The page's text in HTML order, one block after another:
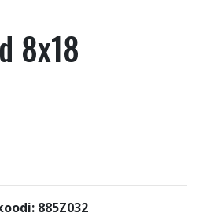
8x18
885Z032